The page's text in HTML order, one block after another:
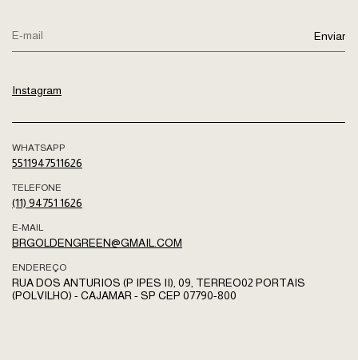
Instagram
WHATSAPP
5511947511626
TELEFONE
(11) 94751 1626
E-MAIL
BRGOLDENGREEN@GMAIL.COM
ENDEREÇO
RUA DOS ANTURIOS (P IPES II), 09, TERREO02 PORTAIS
(POLVILHO) - CAJAMAR - SP CEP 07790-800